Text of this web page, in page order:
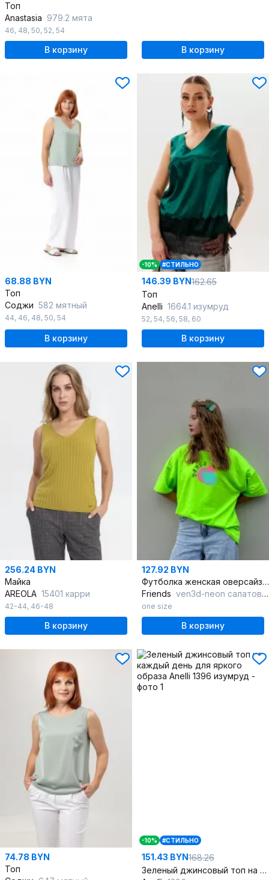
Топ
Anastasia 979.2 мята
46, 48, 50, 52, 54
В корзину В корзину
68.88 BYN
Топ
Соджи 582 мятный
44, 46, 48, 50, 54
В корзину
-10% #СТИЛЬНО
146.39 BYN162.65
Топ
Anelli 1664.1 изумруд
52, 54, 56, 58, 60
В корзину
256.24 BYN
Майка
AREOLA 15401 карри
42-44, 46-48
В корзину
127.92 BYN
Футболка женская оверсайз с принтом в стиле брутализм
Friends ven3d-neon салатовый
one size
В корзину
74.78 BYN
Топ
-10% #СТИЛЬНО
151.43 BYN168.26
Зеленый джинсовый топ на каждый день для яркого образа